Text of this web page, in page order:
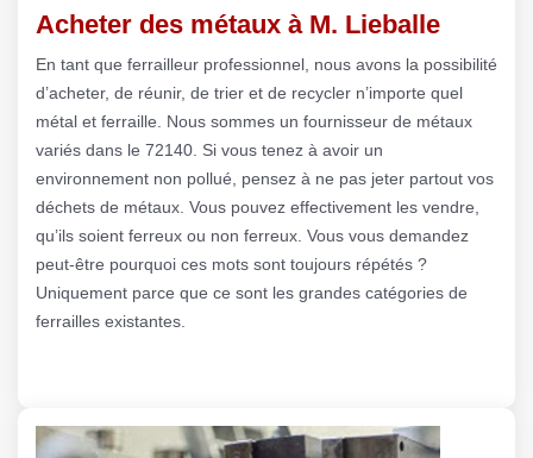
Acheter des métaux à M. Lieballe
En tant que ferrailleur professionnel, nous avons la possibilité
d’acheter, de réunir, de trier et de recycler n’importe quel
métal et ferraille. Nous sommes un fournisseur de métaux
variés dans le 72140. Si vous tenez à avoir un
environnement non pollué, pensez à ne pas jeter partout vos
déchets de métaux. Vous pouvez effectivement les vendre,
qu’ils soient ferreux ou non ferreux. Vous vous demandez
peut-être pourquoi ces mots sont toujours répétés ?
Uniquement parce que ce sont les grandes catégories de
ferrailles existantes.